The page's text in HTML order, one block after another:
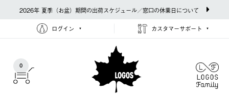
2026年 夏季（お盆）期間の出荷スケジュール／窓口の休業日について
ログイン カスタマーサポート
0